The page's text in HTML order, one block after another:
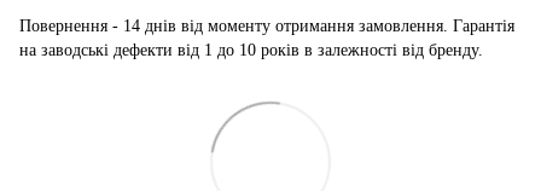
Повернення - 14 днів від моменту отримання замовлення. Гарантія
на заводські дефекти від 1 до 10 років в залежності від бренду.